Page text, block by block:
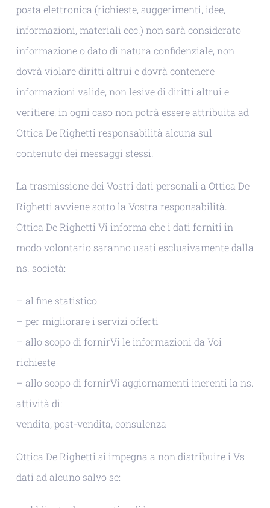
posta elettronica (richieste, suggerimenti, idee,
informazioni, materiali ecc.) non sarà considerato
informazione o dato di natura confidenziale, non
dovrà violare diritti altrui e dovrà contenere
informazioni valide, non lesive di diritti altrui e
veritiere, in ogni caso non potrà essere attribuita ad
Ottica De Righetti responsabilità alcuna sul
contenuto dei messaggi stessi.
La trasmissione dei Vostri dati personali a Ottica De
Righetti avviene sotto la Vostra responsabilità.
Ottica De Righetti Vi informa che i dati forniti in
modo volontario saranno usati esclusivamente dalla
ns. società:
– al fine statistico
– per migliorare i servizi offerti
– allo scopo di fornirVi le informazioni da Voi
richieste
– allo scopo di fornirVi aggiornamenti inerenti la ns.
attività di:
vendita, post-vendita, consulenza
Ottica De Righetti si impegna a non distribuire i Vs
dati ad alcuno salvo se: